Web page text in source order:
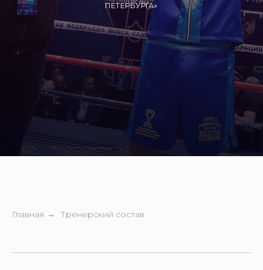
ПЕТЕРБУРГА»
Главная → Тренерский состав